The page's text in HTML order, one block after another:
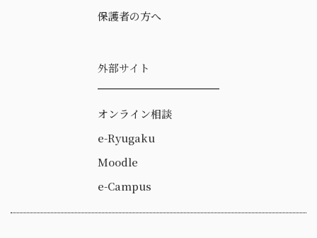
保護者の方へ
外部サイト
オンライン相談
e-Ryugaku
Moodle
e-Campus